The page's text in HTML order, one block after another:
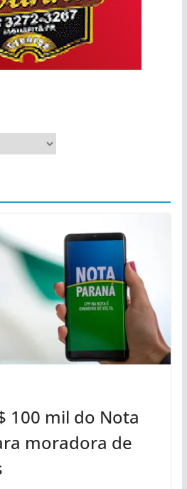
100 mil do Nota
moradora de